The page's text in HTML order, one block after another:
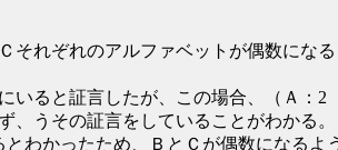
それぞれのアルファベットが偶数にな
いると証言したが、この場合、（Ａ
、うその証言をしていることがわかる。
わかったため、ＢとＣが偶数になるよ